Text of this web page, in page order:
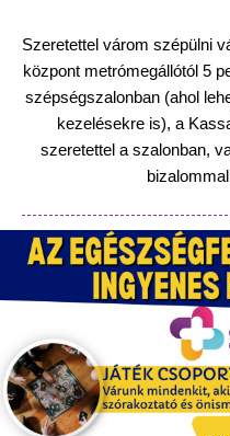
Szeretettel várom szépülni
központ metrómegállótól 5
szépségszalonban (ahol
kezelésekre is), a
szeretettel a szalonban,